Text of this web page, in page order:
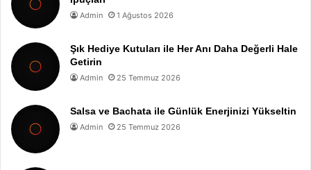
Admin 1 Ağustos 2026
Şık Hediye Kutuları ile Her Anı Daha Değerli Hale
Getirin
Admin 25 Temmuz 2026
Salsa ve Bachata ile Günlük Enerjinizi Yükseltin
Admin 25 Temmuz 2026